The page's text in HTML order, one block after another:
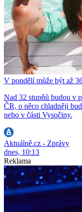
V pondělí může být až
Nad 32 stupňů budou v
ČR, o něco chladněji
nebo v části Vysočiny.
Aktuálně.cz - Zprávy
dnes, 10:13
Reklama